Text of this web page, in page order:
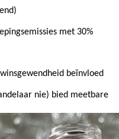
met 30%
beïnvloed
nie) bied meetbare